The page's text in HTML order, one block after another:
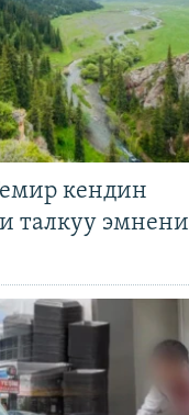
кендин
талкуу эмнени